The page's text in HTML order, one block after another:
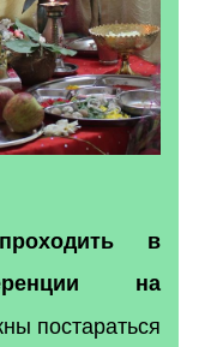
в
на
постараться